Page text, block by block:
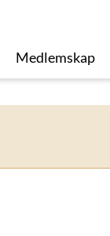
Medlemskap